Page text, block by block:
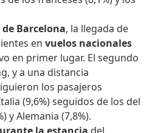
Barcelona, la llegada de
envuelos nacionales
en primer lugar. El segundo
y a una distancia
los pasajeros
(9,6%) seguidos de los del
y Alemania (7,8%).